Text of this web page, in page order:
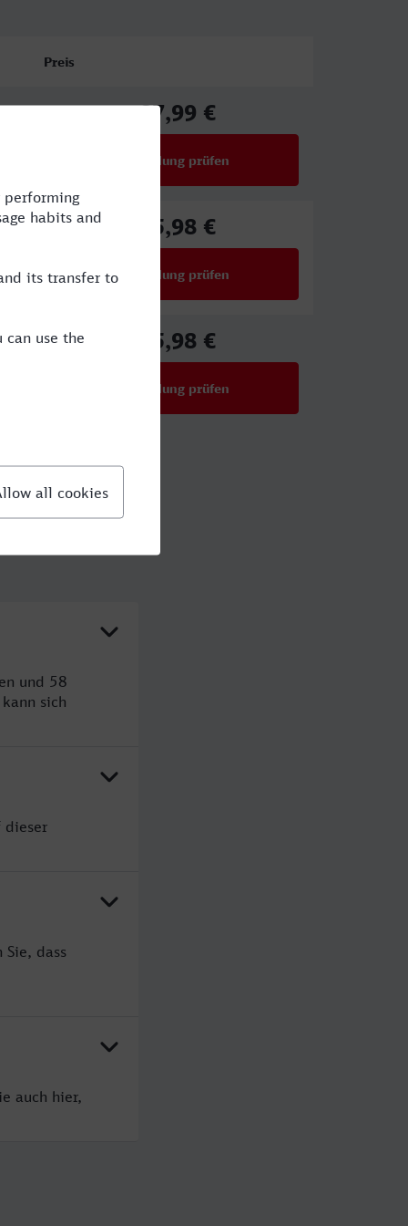
Preis
87,99 €
Verbindung prüfen
65,98 €
Verbindung prüfen
65,98 €
Verbindung prüfen
und 58
sich
dieser
dass
auch hier,